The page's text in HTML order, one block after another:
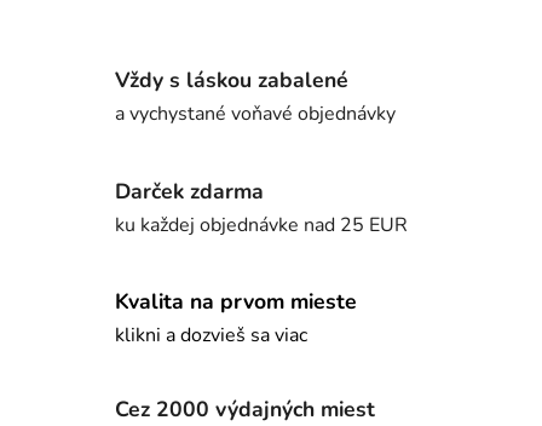
Vždy s láskou zabalené
a vychystané voňavé objednávky
Darček zdarma
ku každej objednávke nad 25 EUR
Kvalita na prvom mieste
klikni a dozvieš sa viac
Cez 2000 výdajných miest